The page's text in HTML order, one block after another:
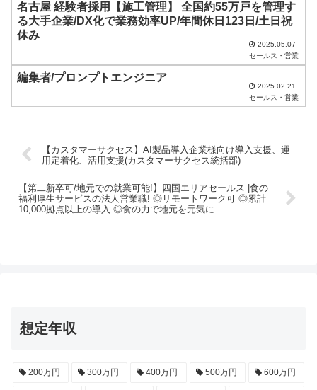
。
名古屋 経験者採用【施工管理】 全国約55万戸を管理す
る大手企業/DX化で業務効率UP/年間休日123日/土日祝
休み
2025.05.07
セールス・営業
編集者/プロンプトエンジニア
2025.02.21
セールス・営業
【カスタマーサクセス】AI製品導入企業様向け導入支援、運
用定着化、活用支援(カスタマーサクセス統括部)
【第二新卒可/地元での就業可能!】四国エリアセールス |食の
福利厚生サービスの法人営業職! ◎リモートワーク可 ◎累計
10,000拠点以上の導入 ◎食の力で地元を元気に
想定年収
200万円 300万円 400万円 500万円 600万円